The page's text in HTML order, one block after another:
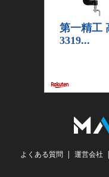
よくある質問 運営会社